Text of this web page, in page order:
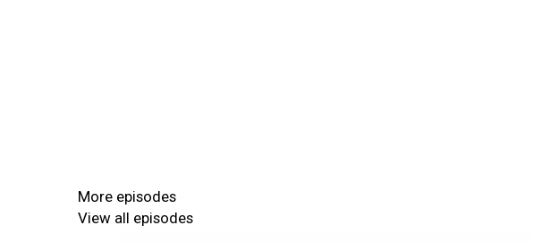
More episodes
View all episodes